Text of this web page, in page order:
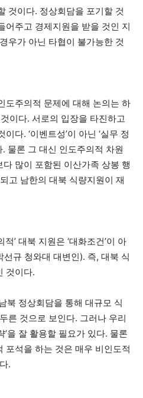
것이다. 정상회담을 포기할 것
어주고 경제지원을 받을 것인 지
우가 아닌 타협이 불가능한 것
도주의적 문제에 대해 논의는 하
이다. 서로의 입장을 타진하고
다. ‘이벤트성’이 아닌 ‘실무 정
물론 그 대신 인도주의적 차원
많이 포함된 이산가족 상봉 행
고 남한의 대북 식량지원이 재
’ 대북 지원은 ‘대화조건’이 아
규 청와대 대변인). 즉, 대북 식
것이다.
북 정상회담을 통해 대규모 식
른 것으로 보인다. 그러나 우리
’을 잘 활용할 필요가 있다. 물론
포석을 하는 것은 매우 비인도적
.